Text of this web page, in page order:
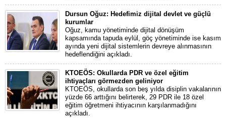
Dursun Oğuz: Hedefimiz dijital devlet ve güçlü
kurumlar
Oğuz, kamu yönetiminde dijital dönüşüm
kapsamında tapuda eylül, göç yönetiminde ise kasım
ayında yeni dijital sistemlerin devreye alınmasının
hedeflendiğini açıkladı.
KTOEÖS: Okullarda PDR ve özel eğitim
ihtiyaçları görmezden geliniyor
KTOEÖS, okullarda son beş yılda disiplin vakalarının
yüzde 66 arttığını belirterek, 29 PDR ile 18 özel
eğitim öğretmeni ihtiyacının karşılanmadığını
açıkladı.